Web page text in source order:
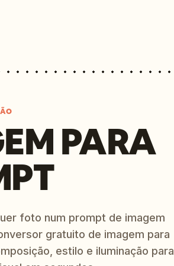
PARA
foto num prompt de imagem
gratuito de imagem para
estilo e iluminação para